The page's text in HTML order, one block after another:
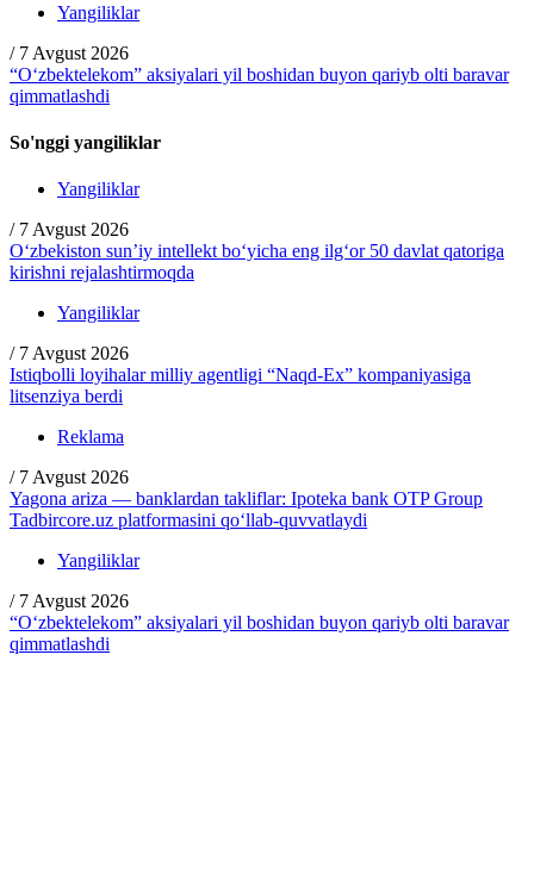
Yangiliklar
/ 7 Avgust 2026
“O‘zbektelekom” aksiyalari yil boshidan buyon qariyb olti baravar
qimmatlashdi
So'nggi yangiliklar
Yangiliklar
/ 7 Avgust 2026
O‘zbekiston sun’iy intellekt bo‘yicha eng ilg‘or 50 davlat qatoriga
kirishni rejalashtirmoqda
Yangiliklar
/ 7 Avgust 2026
Istiqbolli loyihalar milliy agentligi “Naqd-Ex” kompaniyasiga
litsenziya berdi
Reklama
/ 7 Avgust 2026
Yagona ariza — banklardan takliflar: Ipoteka bank OTP Group
Tadbircore.uz platformasini qo‘llab-quvvatlaydi
Yangiliklar
/ 7 Avgust 2026
“O‘zbektelekom” aksiyalari yil boshidan buyon qariyb olti baravar
qimmatlashdi